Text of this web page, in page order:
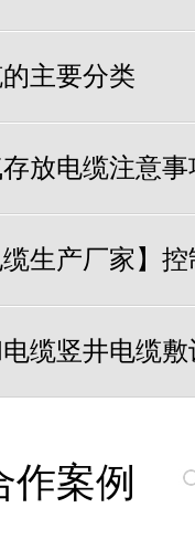
主要分类
放电缆注意事
缆生产厂家】
缆竖井电缆
作案例